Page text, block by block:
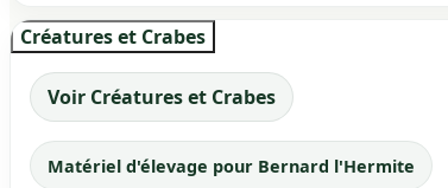
Créatures et Crabes
Voir Créatures et Crabes
Matériel d'élevage pour Bernard l'Hermite